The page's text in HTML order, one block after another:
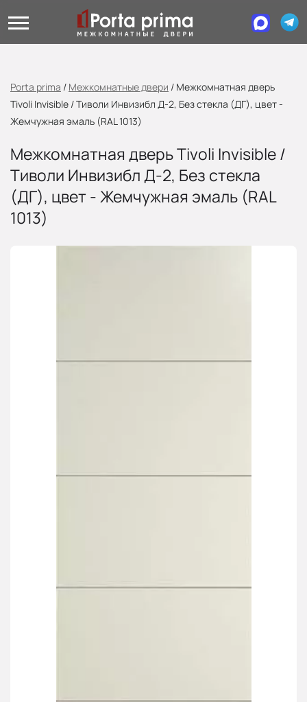
Porta prima / Межкомнатные двери / Межкомнатная дверь
Tivoli Invisible / Тиволи Инвизибл Д-2, Без стекла (ДГ), цвет -
Жемчужная эмаль (RAL 1013)
Межкомнатная дверь Tivoli Invisible /
Тиволи Инвизибл Д-2, Без стекла
(ДГ), цвет - Жемчужная эмаль (RAL
1013)